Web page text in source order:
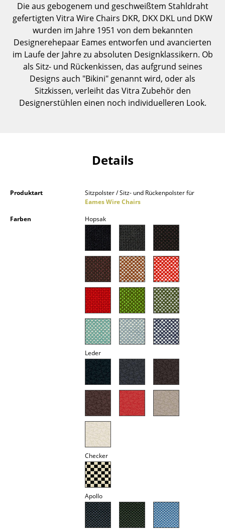
TV Möbel
Beistell- & Rollcontainer
Barmöbel
Garderoben
Kleinaufbewahrung
Einzelteile
Tischleuchten
Schreibtischleuchten
Stehleuchten & Leseleuchten
Outdoor-Leuchten
Nachttische & Bettzubehör
Die aus gebogenem und geschweißtem Stahldraht
gefertigten Vitra Wire Chairs DKR, DKX DKL und DKW
wurden im Jahre 1951 von dem bekannten
Designerehepaar Eames entworfen und avancierten
im Laufe der Jahre zu absoluten Designklassikern. Ob
als Sitz- und Rückenkissen, das aufgrund seines
Designs auch "Bikini" genannt wird, oder als
Sitzkissen, verleiht das Vitra Zubehör den
Designerstühlen einen noch individuelleren Look.
Details
Produktart
Sitzpolster / Sitz- und Rückenpolster für
Eames Wire Chairs
Farben
Hopsak
Leder
Checker
Apollo